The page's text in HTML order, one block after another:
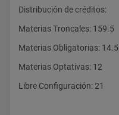
Distribución de créditos:
Materias Troncales: 159.5
Materias Obligatorias: 14.5
Materias Optativas: 12
Libre Configuración: 21